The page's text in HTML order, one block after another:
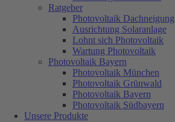
Ratgeber
Photovoltaik Dachneigung
Ausrichtung Solaranlage
Lohnt sich Photovoltaik
Wartung Photovoltaik
Photovoltaik Bayern
Photovoltaik München
Photovoltaik Grünwald
Photovoltaik Bayern
Photovoltaik Südbayern
Unsere Produkte